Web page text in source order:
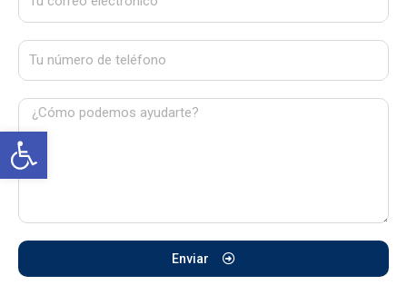
Abrir barra de herramientas
Enviar